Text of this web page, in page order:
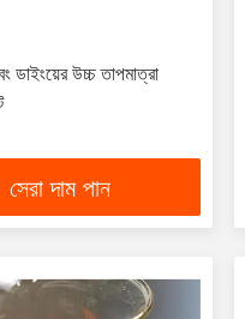
ডাইংয়ের উচ্চ তাপমাত্রা
সেরা দাম পান